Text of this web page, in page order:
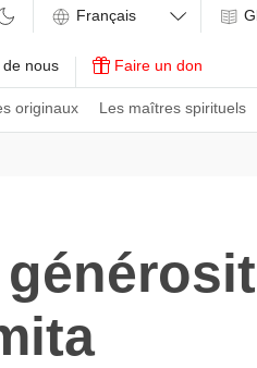
originaux Les maîtres spirituels
nous Faire un don